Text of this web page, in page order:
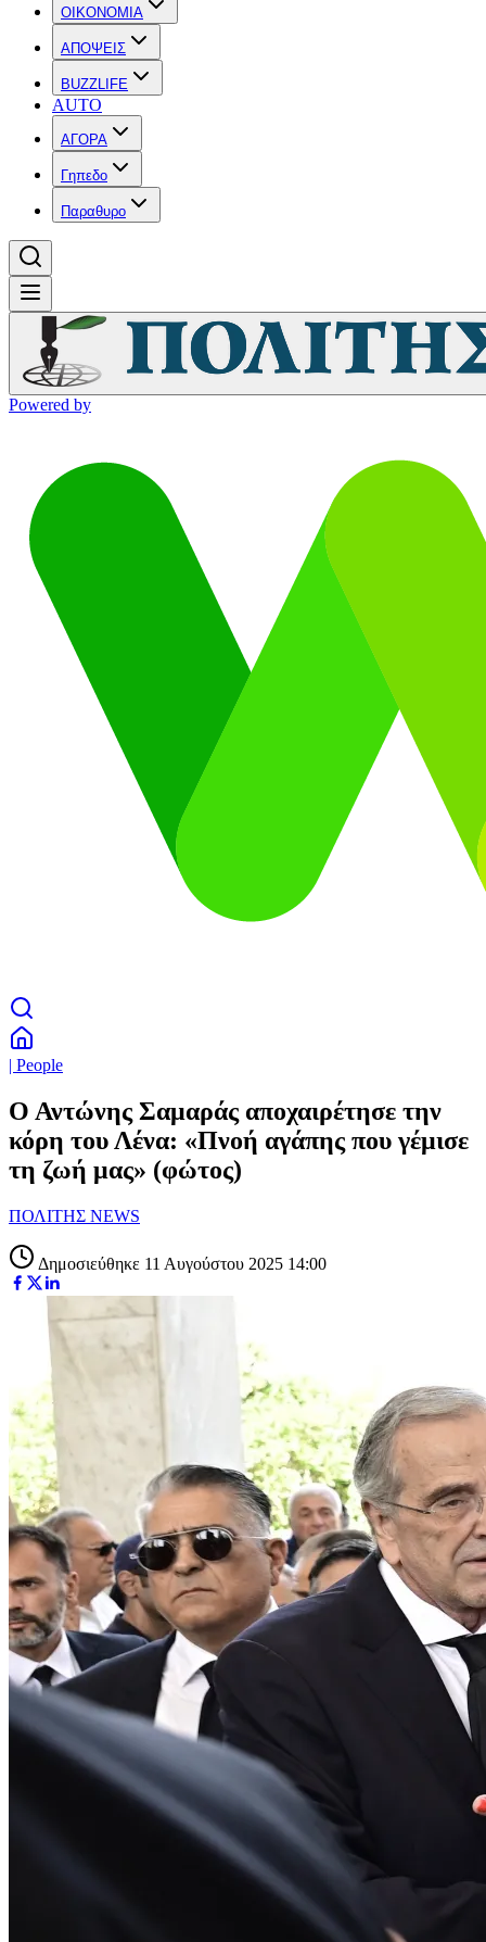
OIKONOMIA
ΑΠΟΨΕΙΣ
BUZZLIFE
AUTO
ΑΓΟΡΑ
Γηπεδο
Παραθυρο
Powered by
| People
Ο Αντώνης Σαμαράς αποχαιρέτησε την
κόρη του Λένα: «Πνοή αγάπης που γέμισε
τη ζωή μας» (φώτος)
ΠΟΛΙΤΗΣ NEWS
Δημοσιεύθηκε 11 Αυγούστου 2025 14:00